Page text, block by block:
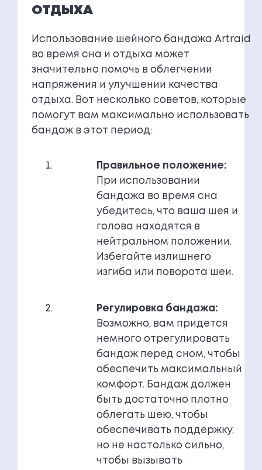
ОТДЫХА
Использование шейного бандажа Artraid
во время сна и отдыха может
значительно помочь в облегчении
напряжения и улучшении качества
отдыха. Вот несколько советов, которые
помогут вам максимально использовать
бандаж в этот период:
Правильное положение:
При использовании
бандажа во время сна
убедитесь, что ваша шея и
голова находятся в
нейтральном положении.
Избегайте излишнего
изгиба или поворота шеи.
Регулировка бандажа:
Возможно, вам придется
немного отрегулировать
бандаж перед сном, чтобы
обеспечить максимальный
комфорт. Бандаж должен
быть достаточно плотно
облегать шею, чтобы
обеспечивать поддержку,
но не настолько сильно,
чтобы вызывать